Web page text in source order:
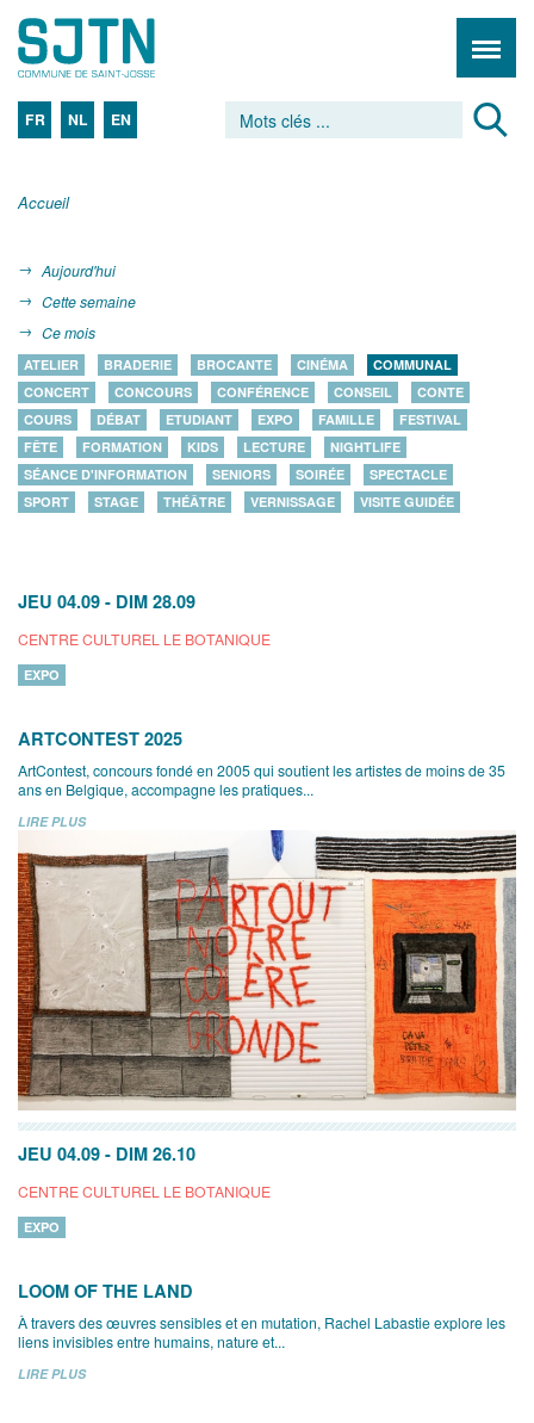
FR NL EN
Accueil
Aujourd'hui
Cette semaine
Ce mois
ATELIER BRADERIE BROCANTE CINÉMA
COMMUNAL
CONCERT
CONCOURS CONFÉRENCE CONSEIL
CONTE
COURS
DÉBAT ETUDIANT EXPO FAMILLE
FESTIVAL
FÊTE
FORMATION KIDS LECTURE
NIGHTLIFE
SÉANCE D'INFORMATION
SENIORS SOIRÉE
SPECTACLE
SPORT
STAGE THÉÂTRE VERNISSAGE VISITE GUIDÉE
JEU 04.09 - DIM 28.09
CENTRE CULTUREL LE BOTANIQUE
EXPO
ARTCONTEST 2025
ArtContest, concours fondé en 2005 qui soutient les artistes de moins de 35
ans en Belgique, accompagne les pratiques...
LIRE PLUS
JEU 04.09 - DIM 26.10
CENTRE CULTUREL LE BOTANIQUE
EXPO
LOOM OF THE LAND
À travers des œuvres sensibles et en mutation, Rachel Labastie explore les
liens invisibles entre humains, nature et...
LIRE PLUS